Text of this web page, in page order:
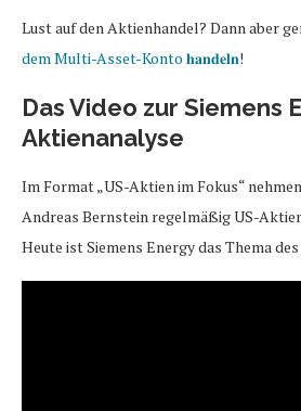
Lust auf den Aktienhandel? Dann aber
dem Multi-Asset-Konto 𝐡𝐚𝐧𝐝𝐞𝐥𝐧!
Das Video zur Siemens
Aktienanalyse
Im Format „US-Aktien im Fokus“
Andreas Bernstein regelmäßig US-
Heute ist Siemens Energy das Thema